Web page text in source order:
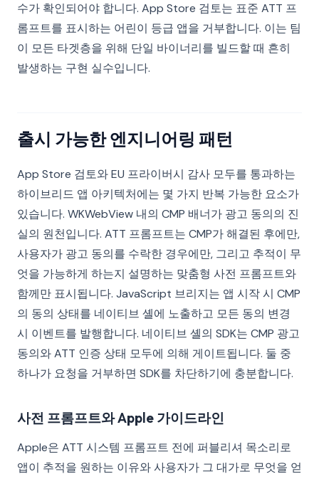
수가 확인되어야 합니다. App Store 검토는 표준 ATT 프
롬프트를 표시하는 어린이 등급 앱을 거부합니다. 이는 팀
이 모든 타겟층을 위해 단일 바이너리를 빌드할 때 흔히
발생하는 구현 실수입니다.
출시 가능한 엔지니어링 패턴
App Store 검토와 EU 프라이버시 감사 모두를 통과하는
하이브리드 앱 아키텍처에는 몇 가지 반복 가능한 요소가
있습니다. WKWebView 내의 CMP 배너가 광고 동의의 진
실의 원천입니다. ATT 프롬프트는 CMP가 해결된 후에만,
사용자가 광고 동의를 수락한 경우에만, 그리고 추적이 무
엇을 가능하게 하는지 설명하는 맞춤형 사전 프롬프트와
함께만 표시됩니다. JavaScript 브리지는 앱 시작 시 CMP
의 동의 상태를 네이티브 셸에 노출하고 모든 동의 변경
시 이벤트를 발행합니다. 네이티브 셸의 SDK는 CMP 광고
동의와 ATT 인증 상태 모두에 의해 게이트됩니다. 둘 중
하나가 요청을 거부하면 SDK를 차단하기에 충분합니다.
사전 프롬프트와 Apple 가이드라인
Apple은 ATT 시스템 프롬프트 전에 퍼블리셔 목소리로
앱이 추적을 원하는 이유와 사용자가 그 대가로 무엇을 얻